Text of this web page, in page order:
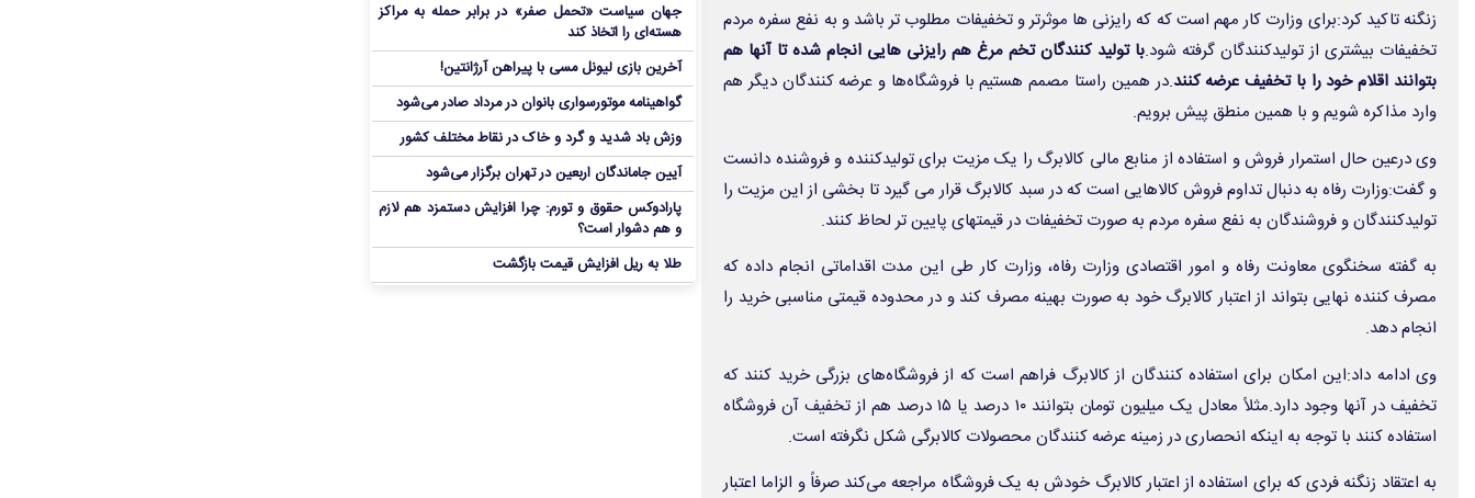
زنگنه تاکید کرد:برای وزارت کار مهم است که که رایزنی ها موثرتر و تخفیفات مطلوب تر باشد و به نفع سفره مردم
تخفیفات بیشتری از تولیدکنندگان گرفته شود.با تولید کنندگان تخم مرغ هم رایزنی هایی انجام شده تا آنها هم
بتوانند اقلام خود را با تخفیف عرضه کنند.در همین راستا مصمم هستیم با فروشگاه‌ها و عرضه کنندگان دیگر هم
وارد مذاکره شویم و با همین منطق پیش برویم.
وی درعین حال استمرار فروش و استفاده از منابع مالی کالابرگ را یک مزیت برای تولیدکننده و فروشنده دانست
و گفت:وزارت رفاه به دنبال تداوم فروش کالاهایی است که در سبد کالابرگ قرار می گیرد تا بخشی از این مزیت را
تولیدکنندگان و فروشندگان به نفع سفره مردم به صورت تخفیفات در قیمتهای پایین تر لحاظ کنند.
به گفته سخنگوی معاونت رفاه و امور اقتصادی وزارت رفاه، وزارت کار طی این مدت اقداماتی انجام داده که
مصرف کننده نهایی بتواند از اعتبار کالابرگ خود به صورت بهینه مصرف کند و در محدوده قیمتی مناسبی خرید را
انجام دهد.
وی ادامه داد:این امکان برای استفاده کنندگان از کالابرگ فراهم است که از فروشگاه‌های بزرگی خرید کنند که
تخفیف در آنها وجود دارد.مثلاً معادل یک میلیون تومان بتوانند ۱۰ درصد یا ۱۵ درصد هم از تخفیف آن فروشگاه
استفاده کنند با توجه به اینکه انحصاری در زمینه عرضه کنندگان محصولات کالابرگی شکل نگرفته است.
به اعتقاد زنگنه فردی که برای استفاده از اعتبار کالابرگ خودش به یک فروشگاه مراجعه می‌کند صرفاً و الزاما اعتبار
جهان سیاست «تحمل صفر» در برابر حمله به مراکز
هسته‌ای را اتخاذ کند
آخرین بازی لیونل مسی با پیراهن آرژانتین!
گواهینامه موتورسواری بانوان در مرداد صادر می‌شود
وزش باد شدید و گرد و خاک در نقاط مختلف کشور
آیین جاماندگان اربعین در تهران برگزار می‌شود
پارادوکس حقوق و تورم: چرا افزایش دستمزد هم لازم
و هم دشوار است؟
طلا به ریل افزایش قیمت بازگشت